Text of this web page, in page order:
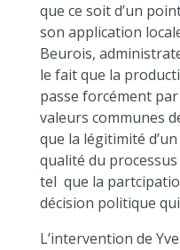
que ce soit d’un
son application
Beurois,
le fait que la
passe forcément
valeurs communes
que la légitimité
qualité du
tel que la
décision politique
L’intervention de